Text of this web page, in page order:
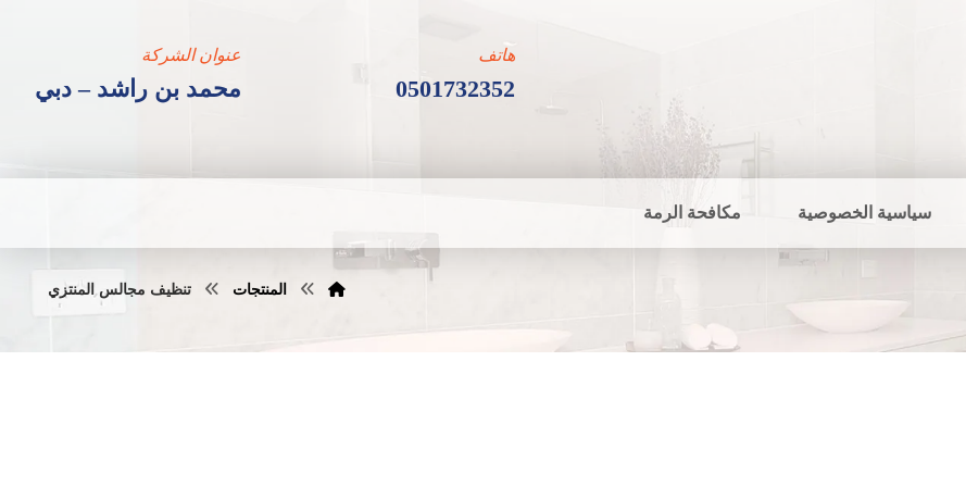
عنوان الشركة
محمد بن راشد – دبي
هاتف
0501732352
سياسية الخصوصية مكافحة الرمة
المنتجات تنظيف مجالس المنتزي